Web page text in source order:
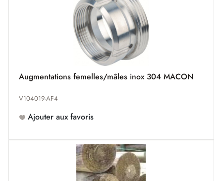
Augmentations femelles/mâles inox 304 MACON
V104019-AF4
Ajouter aux favoris